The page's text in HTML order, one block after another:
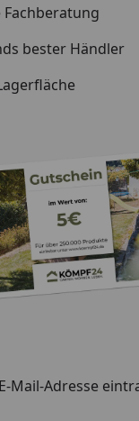
Fachberatung
bester Händler
Mail-Adresse